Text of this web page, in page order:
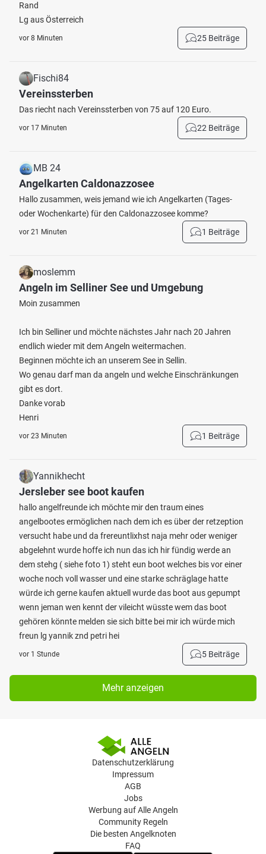
Rand
Lg aus Österreich
vor 8 Minuten 25 Beiträge
Fischi84
Vereinssterben
Das riecht nach Vereinssterben von 75 auf 120 Euro.
vor 17 Minuten 22 Beiträge
MB 24
Angelkarten Caldonazzosee
Hallo zusammen, weis jemand wie ich Angelkarten (Tages-
oder Wochenkarte) für den Caldonazzosee komme?
vor 21 Minuten 1 Beiträge
moslemm
Angeln im Selliner See und Umgebung
Moin zusammen
Ich bin Selliner und möchte nächstes Jahr nach 20 Jahren
endlich wieder mit dem Angeln weitermachen.
Beginnen möchte ich an unserem See in Sellin.
Wo genau darf man da angeln und welche Einschränkungen
gibt es dort.
Danke vorab
Henri
vor 23 Minuten 1 Beiträge
Yannikhecht
Jersleber see boot kaufen
hallo angelfreunde ich möchte mir den traum eines
angelbootes ermöglichen nach dem ich es über der retzeption
versucht habe und da frereuntlixhst naja mehr oder weniger
abgelehnt wurde hoffe ich nun das ich hir fündig werde an
dem stehg ( siehe foto 1) steht eun boot welches bis vor einer
woche noch voll wasser und eine starke schräglage hatte
würde ich gerne kaufen aktuell wurde das boot aus gepumpt
wenn jeman wen kennt der vileicht wüsste wem das boot
gehören könnte melden sie sich bitte bei mir ich würde mich
freun lg yannik znd petri hei
vor 1 Stunde 5 Beiträge
Mehr anzeigen
Datenschutzerklärung
Impressum
AGB
Jobs
Werbung auf Alle Angeln
Community Regeln
Die besten Angelknoten
FAQ